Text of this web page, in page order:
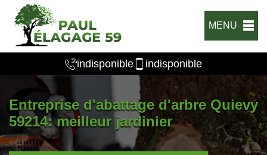
MENU
indisponible indisponible
Entreprise d'abattage d'arbre Quievy
59214: meilleur jardinier